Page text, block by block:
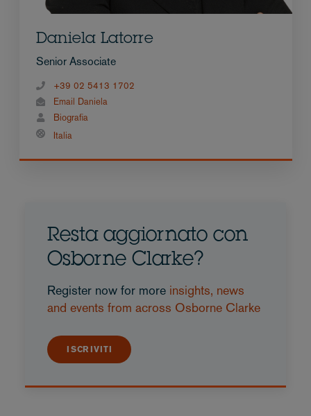
Daniela Latorre
Senior Associate
+39 02 5413 1702
Email Daniela
Biografia
Italia
Resta aggiornato con
Osborne Clarke?
Register now for more insights, news
and events from across Osborne Clarke
ISCRIVITI